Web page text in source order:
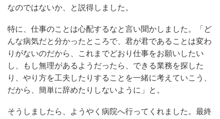
なのではないか、と説得しました。
特に、仕事のことは心配するなと言い聞かしました。「ど
んな病気だと分かったところで、君が君であることは変わ
りがないのだから、これまでどおり仕事をお願いしたい
し、もし無理があるようだったら、できる業務を探した
り、やり方を工夫したりすることを一緒に考えていこう、
だから、簡単に辞めたりしないように」と。
そうしましたら、ようやく病院へ行ってくれました。最終